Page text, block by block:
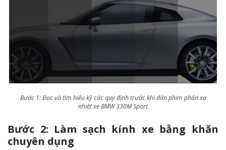
Bước 1: Đọc và tìm hiểu kỹ các quy định trước khi dán phim phản xạ
nhiệt xe BMW 330M Sport
Bước 2: Làm sạch kính xe bằng khăn
chuyên dụng